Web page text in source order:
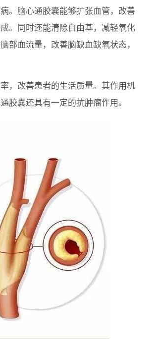
。脑心通胶囊能够扩张血管，改善
。同时还能清除自由基，减轻氧化
部血流量，改善脑缺血缺氧状态，
，改善患者的生活质量。其作用机
胶囊还具有一定的抗肿瘤作用。